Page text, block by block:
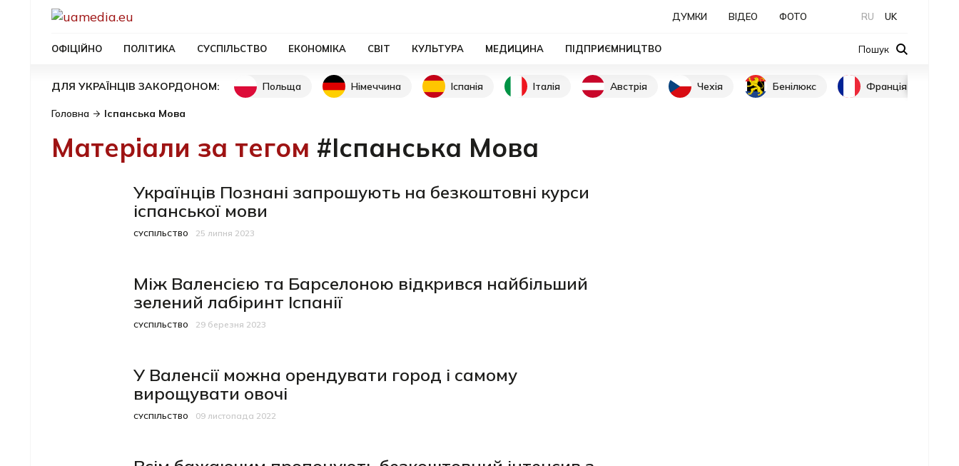
ДУМКИ ВІДЕО ФОТО
ОФІЦІЙНО ПОЛІТИКА СУСПІЛЬСТВО ЕКОНОМІКА СВІТ КУЛЬТУРА МЕДИЦИНА ПІДПРИЄМНИЦТВО
RU UK
Пошук
ДЛЯ УКРАЇНЦІВ ЗАКОРДОНОМ: Польща Німеччина Іспанія Італія Австрія Чехія Бенілюкс Франція
Головна Іспанська Мова
Матеріали за тегом #Іспанська Мова
Українців Познані запрошують на безкоштовні курси
іспанської мови
Категорія
СУСПІЛЬСТВО
Дата публікації
25 липня 2023
Між Валенсією та Барселоною відкрився найбільший
зелений лабіринт Іспанії
Категорія
СУСПІЛЬСТВО
Дата публікації
29 березня 2023
У Валенсії можна орендувати город і самому
вирощувати овочі
Категорія
СУСПІЛЬСТВО
Дата публікації
09 листопада 2022